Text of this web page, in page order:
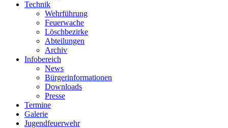
Technik
Wehrführung
Feuerwache
Löschbezirke
Abteilungen
Archiv
Infobereich
News
Bürgerinformationen
Downloads
Presse
Termine
Galerie
Jugendfeuerwehr